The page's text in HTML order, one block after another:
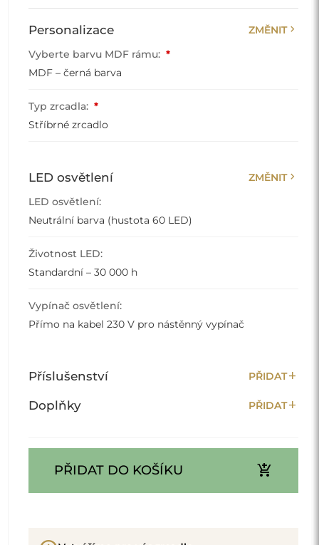
Personalizace ZMĚNITchevron_right
Vyberte barvu MDF rámu: *
MDF – černá barva
Typ zrcadla: *
Stříbrné zrcadlo
LED osvětlení ZMĚNITchevron_right
LED osvětlení:
Neutrální barva (hustota 60 LED)
Životnost LED:
Standardní – 30 000 h
Vypínač osvětlení:
Přímo na kabel 230 V pro nástěnný vypínač
Příslušenství PŘIDATadd
Doplňky PŘIDATadd
PŘIDAT DO KOŠÍKU add_shopping_cart